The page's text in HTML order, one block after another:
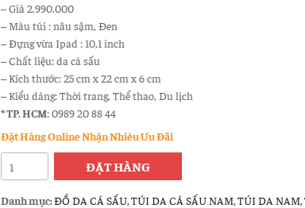
– Giá 2.990.000
– Màu túi : nâu sậm, Đen
– Đựng vừa Ipad : 10,1 inch
– Chất liệu: da cá sấu
– Kích thước: 25 cm x 22 cm x 6 cm
– Kiểu dáng: Thời trang, Thể thao, Du lịch
* TP. HCM: 0989 20 88 44
Đặt Hàng Online Nhận Nhièu Ưu Đãi
Túi
đeo
chéo
ĐẶT HÀNG
Danh mục:ĐỒ DA CÁ SẤU,TÚI DA CÁ SẤU NAM,TÚI DA NAM,